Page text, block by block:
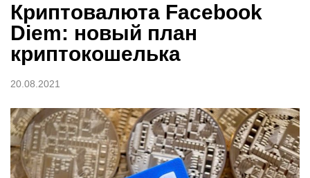
Криптовалюта Facebook
Diem: новый план
криптокошелька
20.08.2021